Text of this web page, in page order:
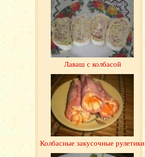
Лаваш с колбасой
Колбасные закусочные рулетики